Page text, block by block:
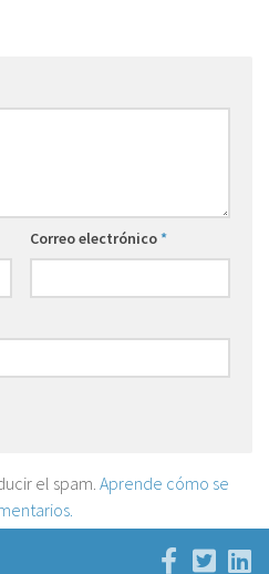
Correo electrónico*
el spam. Aprende cómo se